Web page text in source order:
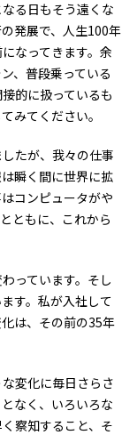
る日もそう遠くな
発展で、人生100年
なってきます。余
、普段乗っている
的に扱っているも
みてください。
たが、我々の仕事
瞬く間に世界に拡
コンピュータがや
ともに、これから
っています。そし
す。私が入社して
は、その前の35年
変化に毎日さらさ
なく、いろいろな
察知すること、そ